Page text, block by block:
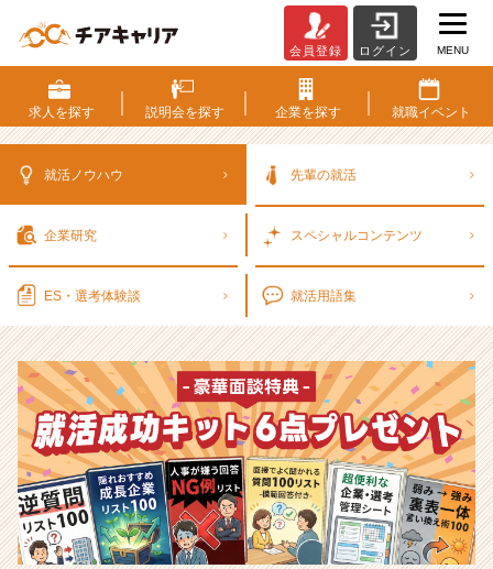
考
対
策・
ウ
ベ
ン
チ
ャ
ー・
成
長
企
業
会員登録 ログイン MENU
求人を探す 説明会を探す 企業を探す 就職イベント
就活ノウハウ 先輩の就活
企業研究 スペシャルコンテンツ
ES・選考体験談 就活用語集